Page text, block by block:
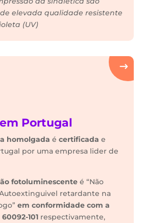
elevada qualidade resistente
(UV)
Portugal
homolgada écertificada e
por uma empresa lider de
fotoluminescente é “Não
retardante na
em conformidade com a
60092-101 respectivamente,